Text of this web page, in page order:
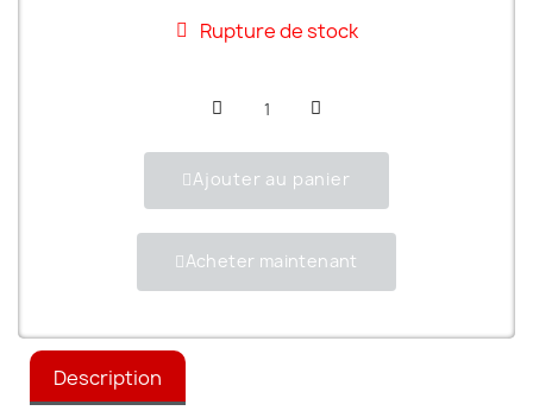
Rupture de stock
Ajouter au panier
Acheter maintenant
Description